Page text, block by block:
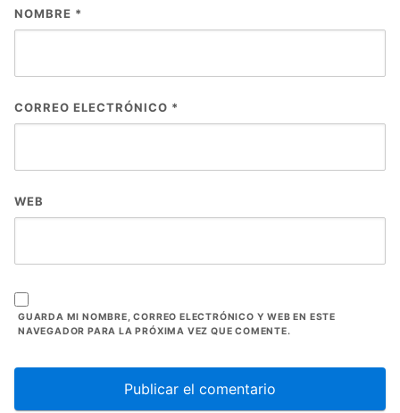
NOMBRE *
CORREO ELECTRÓNICO *
WEB
GUARDA MI NOMBRE, CORREO ELECTRÓNICO Y WEB EN ESTE
NAVEGADOR PARA LA PRÓXIMA VEZ QUE COMENTE.